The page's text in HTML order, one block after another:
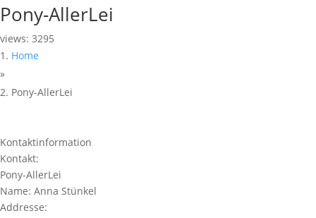
Pony-AllerLei
views: 3295
Home
»
Pony-AllerLei
Kontaktinformation
Kontakt:
Pony-AllerLei
Name: Anna Stünkel
Addresse: